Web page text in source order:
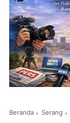
Beranda Serang